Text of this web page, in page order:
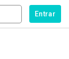
Entrar